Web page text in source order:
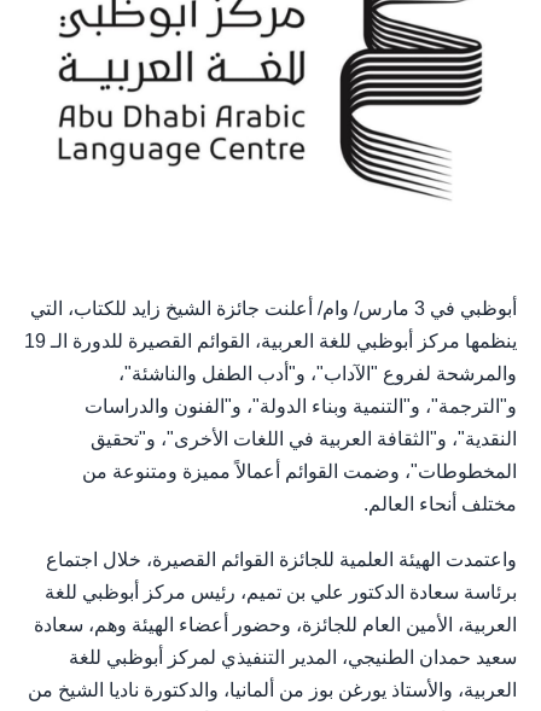
أبوظبي في 3 مارس/ وام/ أعلنت جائزة الشيخ زايد للكتاب، التي
ينظمها مركز أبوظبي للغة العربية، القوائم القصيرة للدورة الـ 19
والمرشحة لفروع "الآداب"، و"أدب الطفل والناشئة"،
و"الترجمة"، و"التنمية وبناء الدولة"، و"الفنون والدراسات
النقدية"، و"الثقافة العربية في اللغات الأخرى"، و"تحقيق
المخطوطات"، وضمت القوائم أعمالاً مميزة ومتنوعة من
مختلف أنحاء العالم.
واعتمدت الهيئة العلمية للجائزة القوائم القصيرة، خلال اجتماع
برئاسة سعادة الدكتور علي بن تميم، رئيس مركز أبوظبي للغة
العربية، الأمين العام للجائزة، وحضور أعضاء الهيئة وهم، سعادة
سعيد حمدان الطنيجي، المدير التنفيذي لمركز أبوظبي للغة
العربية، والأستاذ يورغن بوز من ألمانيا، والدكتورة ناديا الشيخ من